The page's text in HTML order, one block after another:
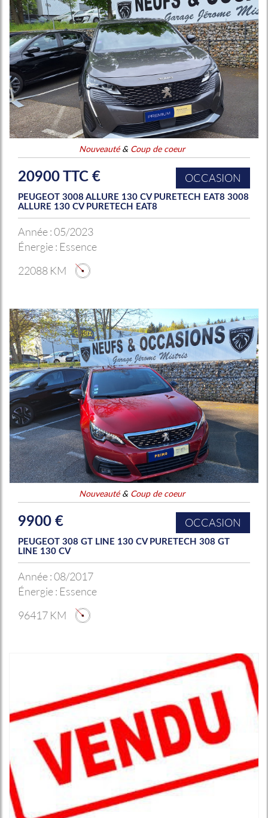
Nouveauté& Coup de coeur
20900 TTC € OCCASION
PEUGEOT 3008 ALLURE 130 CV PURETECH EAT8 3008
ALLURE 130 CV PURETECH EAT8
Année :05/2023
Énergie : Essence
22088 KM
Nouveauté& Coup de coeur
9900 € OCCASION
PEUGEOT 308 GT LINE 130 CV PURETECH 308 GT
LINE 130 CV
Année :08/2017
Énergie : Essence
96417 KM